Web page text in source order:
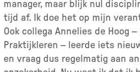
manager, maar blijk nul
tijd af. Ik doe het op mijn
Ook collega Annelies de Hoog
Praktijkleren – leerde iets
en vraag dus regelmatig aan